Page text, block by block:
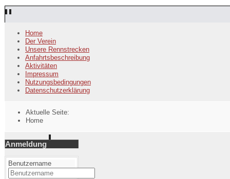
Home
Der Verein
Unsere Rennstrecken
Anfahrtsbeschreibung
Aktivitäten
Impressum
Nutzungsbedingungen
Datenschutzerklärung
Aktuelle Seite:
Home
Anmeldung
Benutzername